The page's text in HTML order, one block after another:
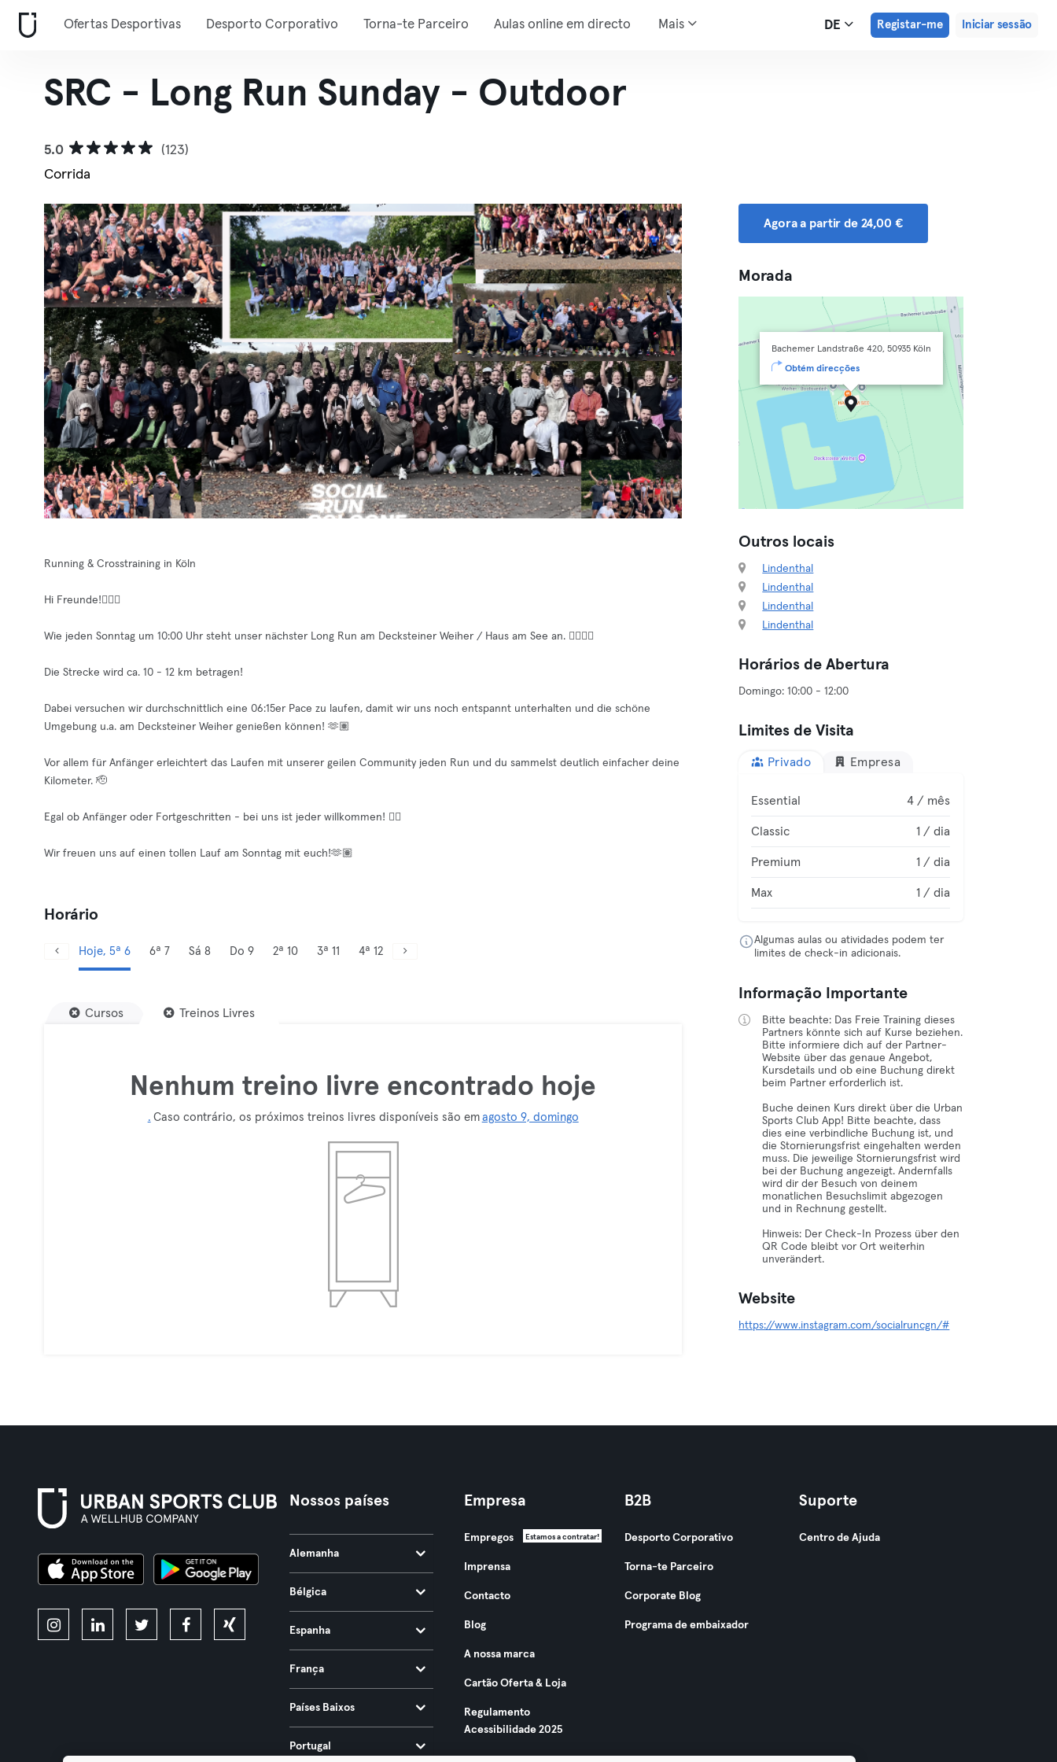
Ofertas Desportivas Desporto Corporativo Torna-te Parceiro Aulas online em directo Mais DE Registar-me Iniciar sessão
SRC - Long Run Sunday - Outdoor
5.0
(123)
Corrida
Running & Crosstraining in Köln
Hi Freunde!🏃🏽‍♂️
Wie jeden Sonntag um 10:00 Uhr steht unser nächster Long Run am Decksteiner Weiher / Haus am See an. 🏃‍♀️🏃‍♂️
Die Strecke wird ca. 10 - 12 km betragen!
Dabei versuchen wir durchschnittlich eine 06:15er Pace zu laufen, damit wir uns noch entspannt unterhalten und die schöne
Umgebung u.a. am Decksteiner Weiher genießen können! 🫶🏽
Vor allem für Anfänger erleichtert das Laufen mit unserer geilen Community jeden Run und du sammelst deutlich einfacher deine
Kilometer. 🫡
Egal ob Anfänger oder Fortgeschritten - bei uns ist jeder willkommen! ❤️‍🔥
Wir freuen uns auf einen tollen Lauf am Sonntag mit euch!🫶🏽
Horário
Hoje, 5ª 6 6ª 7 Sá 8 Do 9 2ª 10 3ª 11 4ª 12
Cursos Treinos Livres
Nenhum treino livre encontrado hoje
. Caso contrário, os próximos treinos livres disponíveis são em agosto 9, domingo
Agora a partir de 24,00 €
Morada
Bachemer Landstraße 420, 50935 Köln
Obtém direcções
Outros locais
Lindenthal
Lindenthal
Lindenthal
Lindenthal
Horários de Abertura
Limites de Visita
Privado Empresa
Essential 4 / mês
Classic 1 / dia
Premium 1 / dia
Max 1 / dia
Algumas aulas ou atividades podem ter
limites de check-in adicionais.
Informação Importante
Bitte beachte: Das Freie Training dieses
Partners könnte sich auf Kurse beziehen.
Bitte informiere dich auf der Partner-
Website über das genaue Angebot,
Kursdetails und ob eine Buchung direkt
beim Partner erforderlich ist.
Buche deinen Kurs direkt über die Urban
Sports Club App! Bitte beachte, dass
dies eine verbindliche Buchung ist, und
die Stornierungsfrist eingehalten werden
muss. Die jeweilige Stornierungsfrist wird
bei der Buchung angezeigt. Andernfalls
wird dir der Besuch von deinem
monatlichen Besuchslimit abgezogen
und in Rechnung gestellt.
Hinweis: Der Check-In Prozess über den
QR Code bleibt vor Ort weiterhin
unverändert.
Website
https://www.instagram.com/socialruncgn/#
Nossos países
Alemanha
Bélgica
Espanha
França
Países Baixos
Portugal
Empresa
Empregos Estamos a contratar!
Imprensa
Contacto
Blog
A nossa marca
Cartão Oferta & Loja
Regulamento
Acessibilidade 2025
B2B
Desporto Corporativo
Torna-te Parceiro
Corporate Blog
Programa de embaixador
Suporte
Centro de Ajuda